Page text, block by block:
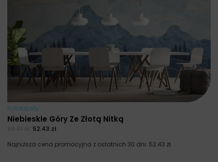
Fototapety
Niebieskie Góry Ze Złotą Nitką
52.43 zł
Najniższa cena promocyjna z ostatnich 30 dni: 52.43 zł.